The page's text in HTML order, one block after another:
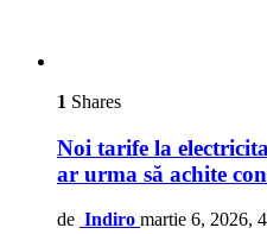
1 Shares
Noi tarife la
ar urma să achite
de Indiro martie 6, 2026,